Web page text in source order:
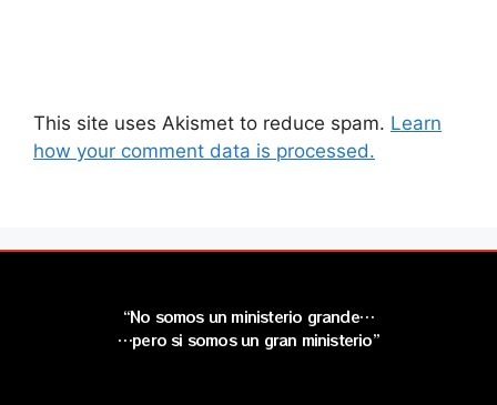
This site uses Akismet to reduce spam. Learn
how your comment data is processed.
“No somos un ministerio grande…
…pero si somos un gran ministerio”